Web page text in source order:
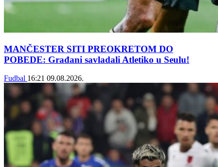
MANČESTER SITI PREOKRETOM DO
POBEDE: Građani savladali Atletiko u Seulu!
Fudbal 16:21 09.08.2026.